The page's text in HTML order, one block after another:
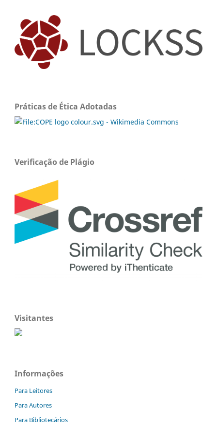
Práticas de Ética Adotadas
Verificação de Plágio
Visitantes
Informações
Para Leitores
Para Autores
Para Bibliotecários